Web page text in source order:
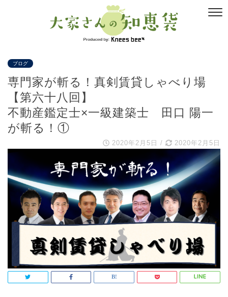
ブログ
専門家が斬る！真剣賃貸しゃべり場
【第六十八回】
不動産鑑定士×一級建築士 田口 陽一
が斬る！①
2020年2月5日 / 2020年2月5日